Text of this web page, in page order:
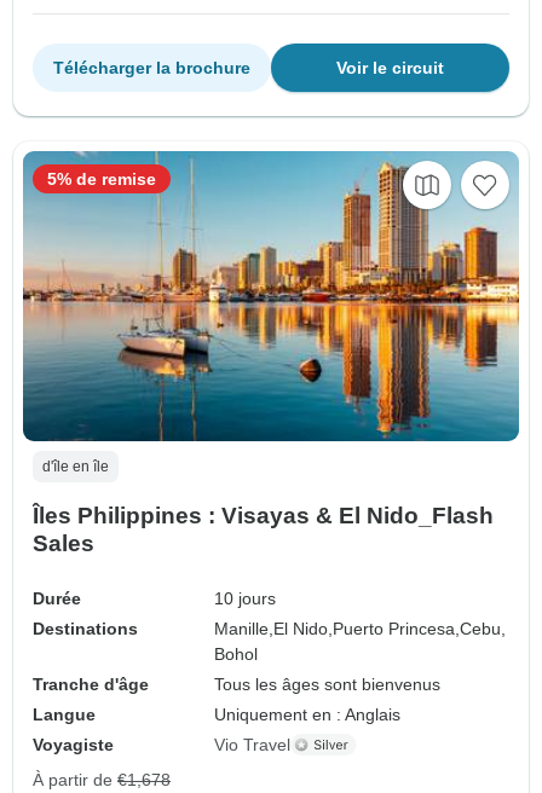
Voir le circuit
Télécharger la brochure
d'île en île
Îles Philippines : Visayas & El Nido_Flash
Sales
Durée
10 jours
Destinations
Manille, El Nido, Puerto Princesa,Cebu,
Bohol
Tranche d'âge
Tous les âges sont bienvenus
Langue
Uniquement en : Anglais
Voyagiste
Vio Travel
5% de remise
À partir de €1,678